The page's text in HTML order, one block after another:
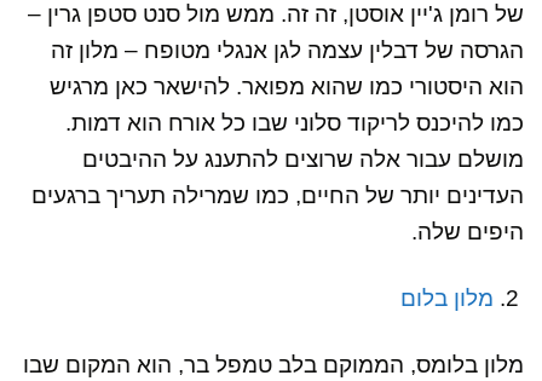
של רומן ג'יין אוסטן, זה זה. ממש מול סנט סטפן גרין –
הגרסה של דבלין עצמה לגן אנגלי מטופח – מלון זה
הוא היסטורי כמו שהוא מפואר. להישאר כאן מרגיש
כמו להיכנס לריקוד סלוני שבו כל אורח הוא דמות.
מושלם עבור אלה שרוצים להתענג על ההיבטים
העדינים יותר של החיים, כמו שמרילה תעריך ברגעים
היפים שלה.
מלון בלום
מלון בלומס, הממוקם בלב טמפל בר, הוא המקום שבו